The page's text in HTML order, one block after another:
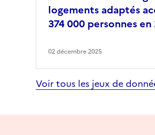
logements adaptés
374 000 personnes en
02 décembre 2025
Voir tous les jeux de